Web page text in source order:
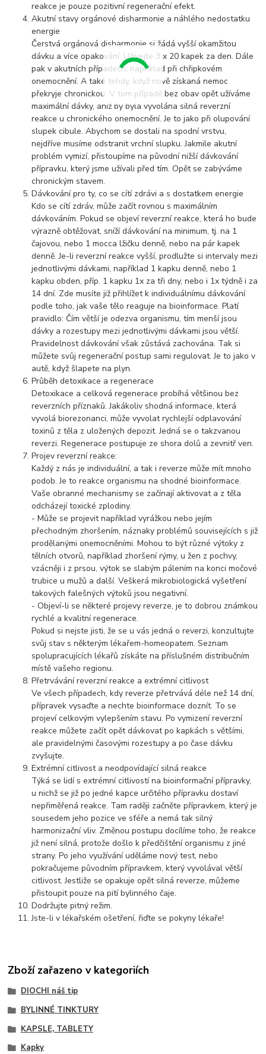
reakce je pouze pozitivní regenerační efekt.
Akutní stavy orgánové disharmonie a náhlého nedostatku
energie
Čerstvá orgánová disharmonie si žádá vyšší okamžitou
dávku a více opakování. Užívejte 3 x 20 kapek za den. Dále
pak v akutních případech, například při chřipkovém
onemocnění. A také tehdy, když nově získaná nemoc
překryje chronickou. V tom případě bez obav opět užíváme
maximální dávky, aniž by byla vyvolána silná reverzní
reakce u chronického onemocnění. Je to jako při olupování
slupek cibule. Abychom se dostali na spodní vrstvu,
nejdříve musíme odstranit vrchní slupku. Jakmile akutní
problém vymizí, přistoupíme na původní nižší dávkování
přípravku, který jsme užívali před tím. Opět se zabýváme
chronickým stavem.
Dávkování pro ty, co se cítí zdrávi a s dostatkem energie
Kdo se cítí zdráv, může začít rovnou s maximálním
dávkováním. Pokud se objeví reverzní reakce, která ho bude
výrazně obtěžovat, sníží dávkování na minimum, tj. na 1
čajovou, nebo 1 mocca lžičku denně, nebo na pár kapek
denně. Je-li reverzní reakce vyšší, prodlužte si intervaly mezi
jednotlivými dávkami, například 1 kapku denně, nebo 1
kapku obden, příp. 1 kapku 1x za tři dny, nebo i 1x týdně i za
14 dní. Zde musíte již přihlížet k individuálnímu dávkování
podle toho, jak vaše tělo reaguje na bioinformace. Platí
pravidlo: Čím větší je odezva organismu, tím menší jsou
dávky a rozestupy mezi jednotlivými dávkami jsou větší.
Pravidelnost dávkování však zůstává zachována. Tak si
můžete svůj regenerační postup sami regulovat. Je to jako v
autě, když šlapete na plyn.
Průběh detoxikace a regenerace
Detoxikace a celková regenerace probíhá většinou bez
reverzních příznaků. Jakákoliv shodná informace, která
vyvolá biorezonanci, může vyvolat rychlejší odplavování
toxinů z těla z uložených depozit. Jedná se o takzvanou
reverzi. Regenerace postupuje ze shora dolů a zevnitř ven.
Projev reverzní reakce:
Každý z nás je individuální, a tak i reverze může mít mnoho
podob. Je to reakce organismu na shodné bioinformace.
Vaše obranné mechanismy se začínají aktivovat a z těla
odcházejí toxické zplodiny.
- Může se projevit například vyrážkou nebo jejím
přechodným zhoršením, náznaky problémů souvisejících s již
prodělanými onemocněními. Mohou to být různé výtoky z
tělních otvorů, například zhoršení rýmy, u žen z pochvy,
vzácněji i z prsou, výtok se slabým pálením na konci močové
trubice u mužů a další. Veškerá mikrobiologická vyšetření
takových falešných výtoků jsou negativní.
- Objeví-li se některé projevy reverze, je to dobrou známkou
rychlé a kvalitní regenerace.
Pokud si nejste jisti, že se u vás jedná o reverzi, konzultujte
svůj stav s některým lékařem-homeopatem. Seznam
spolupracujících lékařů získáte na příslušném distribučním
místě vašeho regionu.
Přetrvávání reverzní reakce a extrémní citlivost
Ve všech případech, kdy reverze přetrvává déle než 14 dní,
přípravek vysaďte a nechte bioinformace doznít. To se
projeví celkovým vylepšením stavu. Po vymizení reverzní
reakce můžete začít opět dávkovat po kapkách s většími,
ale pravidelnými časovými rozestupy a po čase dávku
zvyšujte.
Extrémní citlivost a neodpovídající silná reakce
Týká se lidí s extrémní citlivostí na bioinformační přípravky,
u nichž se již po jedné kapce určitého přípravku dostaví
nepřiměřená reakce. Tam raději začněte přípravkem, který je
sousedem jeho pozice ve sféře a nemá tak silný
harmonizační vliv. Změnou postupu docílíme toho, že reakce
již není silná, protože došlo k předčištění organismu z jiné
strany. Po jeho využívání uděláme nový test, nebo
pokračujeme původním přípravkem, který vyvolával větší
citlivost. Jestliže se opakuje opět silná reverze, můžeme
přistoupit pouze na pití bylinného čaje.
Dodržujte pitný režim.
Jste-li v lékařském ošetření, řiďte se pokyny lékaře!
Zboží zařazeno v kategoriích
DIOCHI náš tip
BYLINNÉ TINKTURY
KAPSLE, TABLETY
Kapky